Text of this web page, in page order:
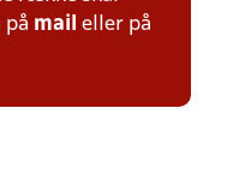
på mail eller på